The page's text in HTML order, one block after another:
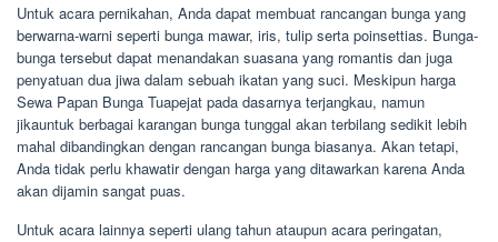
Untuk acara pernikahan, Anda dapat membuat rancangan bunga yang
berwarna-warni seperti bunga mawar, iris, tulip serta poinsettias. Bunga-
bunga tersebut dapat menandakan suasana yang romantis dan juga
penyatuan dua jiwa dalam sebuah ikatan yang suci. Meskipun harga
Sewa Papan Bunga Tuapejat pada dasarnya terjangkau, namun
jikauntuk berbagai karangan bunga tunggal akan terbilang sedikit lebih
mahal dibandingkan dengan rancangan bunga biasanya. Akan tetapi,
Anda tidak perlu khawatir dengan harga yang ditawarkan karena Anda
akan dijamin sangat puas.
Untuk acara lainnya seperti ulang tahun ataupun acara peringatan,